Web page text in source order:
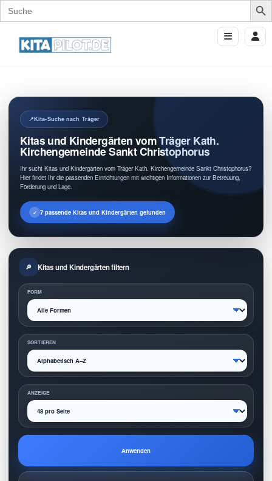
Search
for:
Kita-Suche nach Träger
Kitas und Kindergärten vom Träger Kath.
Kirchengemeinde Sankt Christophorus
Ihr sucht Kitas und Kindergärten vom Träger Kath. Kirchengemeinde Sankt Christophorus?
Hier findet Ihr die passenden Einrichtungen mit wichtigen Informationen zur Betreuung,
Förderung und Lage.
7 passende Kitas und Kindergärten gefunden
Kitas und Kindergärten filtern
FORM
SORTIEREN
ANZEIGE
Anwenden